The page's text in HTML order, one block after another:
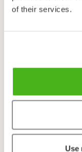
of their services.
Use
koristekasveina.
säilyä entisen
Rönsyakankaalin
A. pyramidalis)